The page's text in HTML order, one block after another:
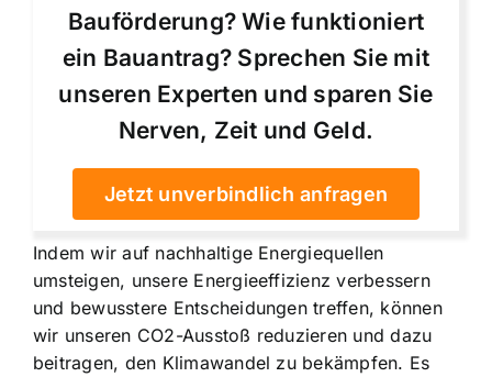
Bauförderung? Wie funktioniert
ein Bauantrag? Sprechen Sie mit
unseren Experten und sparen Sie
Nerven, Zeit und Geld.
Jetzt unverbindlich anfragen
Indem wir auf nachhaltige Energiequellen
umsteigen, unsere Energieeffizienz verbessern
und bewusstere Entscheidungen treffen, können
wir unseren CO2-Ausstoß reduzieren und dazu
beitragen, den Klimawandel zu bekämpfen. Es